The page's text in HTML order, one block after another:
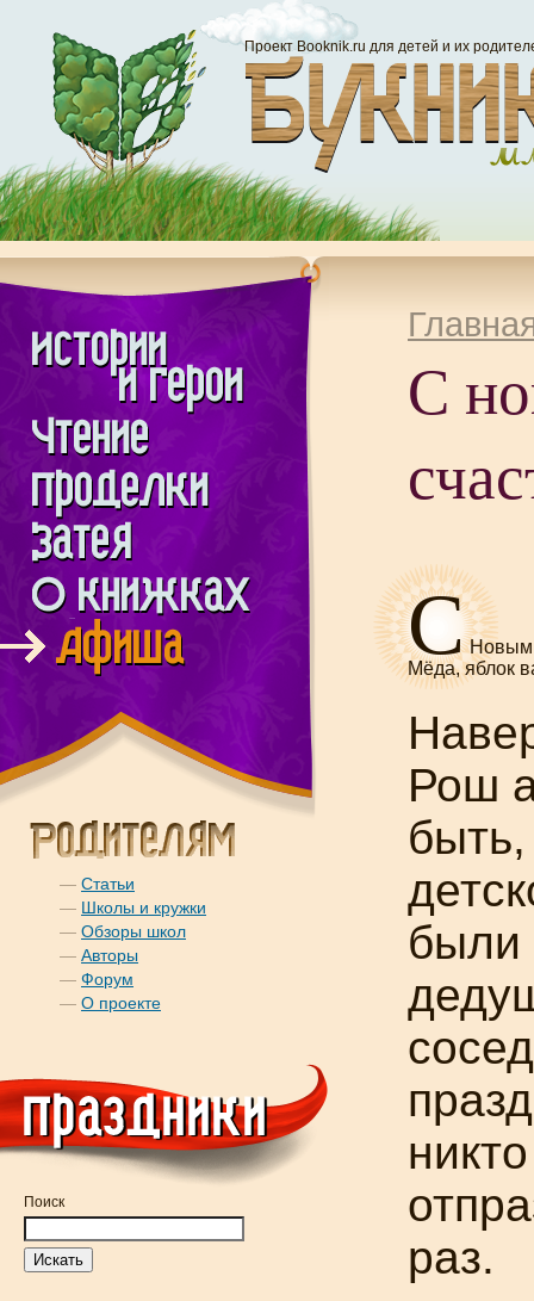
Проект Booknik.ru для детей и их
— Статьи
— Школы и кружки
— Обзоры школ
— Авторы
— Форум
— О проекте
Поиск
С
СНовым
Мёда, яблок
Рош
были
раз.